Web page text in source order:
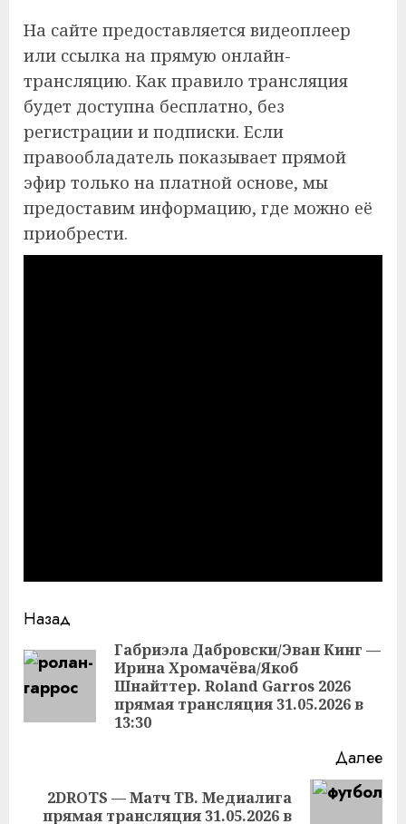
На сайте предоставляется видеоплеер
или ссылка на прямую онлайн-
трансляцию. Как правило трансляция
будет доступна бесплатно, без
регистрации и подписки. Если
правообладатель показывает прямой
эфир только на платной основе, мы
предоставим информацию, где можно её
приобрести.
Продолжить
чтение
Назад
Габриэла Дабровски/Эван Кинг —
Ирина Хромачёва/Якоб
Шнайттер. Roland Garros 2026
прямая трансляция 31.05.2026 в
13:30
Далее
Следующая
2DROTS — Матч ТВ. Медиалига
прямая трансляция 31.05.2026 в